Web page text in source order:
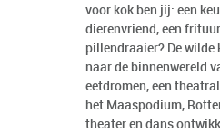
voor kok ben jij: een
dierenvriend, een
pillendraaier? De wilde
naar de binnenwereld
eetdromen, een
het Maaspodium,
theater en dans